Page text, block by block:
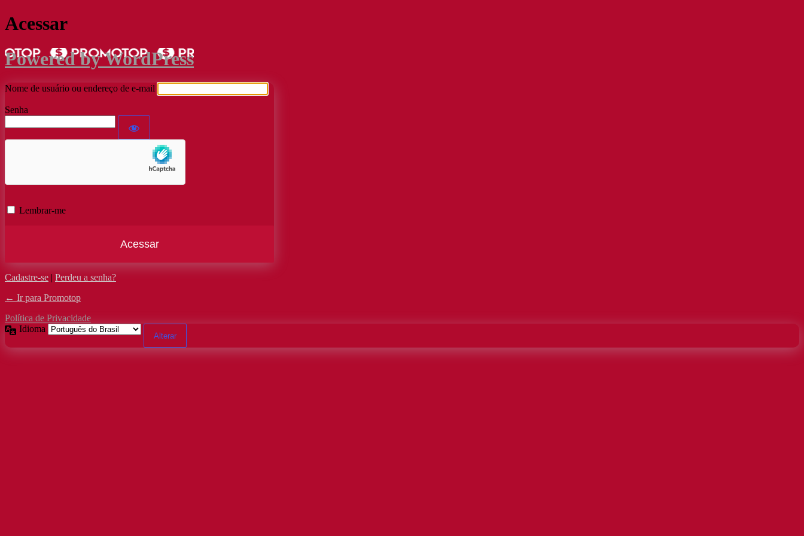
Acessar
Powered by WordPress
Nome de usuário ou endereço de e-mail
Senha
Lembrar-me
Cadastre-se | Perdeu a senha?
← Ir para Promotop
Política de Privacidade
Idioma